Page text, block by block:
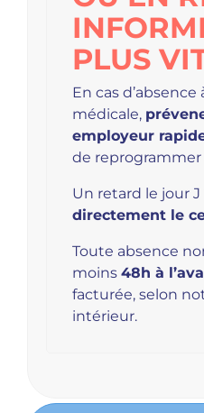
PLUS
En cas
médicale,
employeur
de reprogrammer
Un retard le jour J
directement le
Toute absence
moins 48h à
facturée, selon
intérieur.